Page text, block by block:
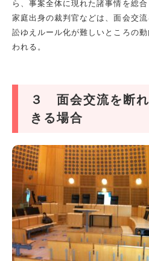
ら、事案全体に現れた諸事情を総
家庭出身の裁判官などは、面会交
訟ゆえルール化が難しいところの
われる。
３ 面会交流を断
きる場合